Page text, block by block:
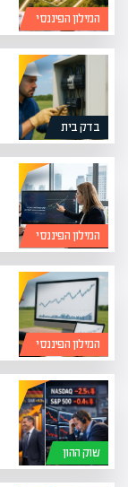
המילון הפיננסי
בדק בית
המילון הפיננסי
המילון הפיננסי
שוק ההון